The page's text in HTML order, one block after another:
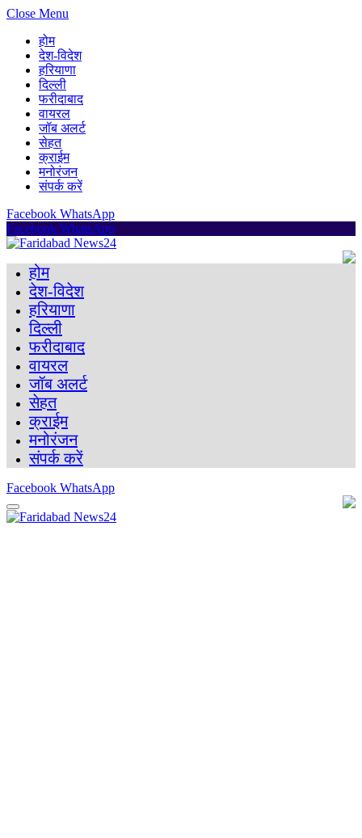
Close Menu
होम
देश-विदेश
हरियाणा
दिल्ली
फरीदाबाद
वायरल
जॉब अलर्ट
सेहत
क्राईम
मनोरंजन
संपर्क करें
Facebook WhatsApp
Facebook WhatsApp
होम
देश-विदेश
हरियाणा
दिल्ली
फरीदाबाद
वायरल
जॉब अलर्ट
सेहत
क्राईम
मनोरंजन
संपर्क करें
Facebook WhatsApp